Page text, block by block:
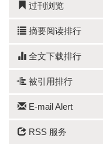
过刊浏览
摘要阅读排行
全文下载排行
被引用排行
E-mail Alert
RSS 服务